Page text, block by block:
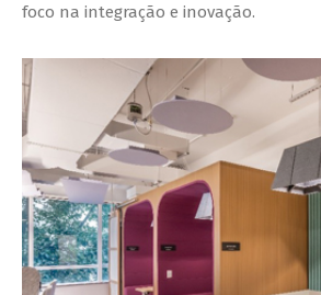
foco na integração e inovação.